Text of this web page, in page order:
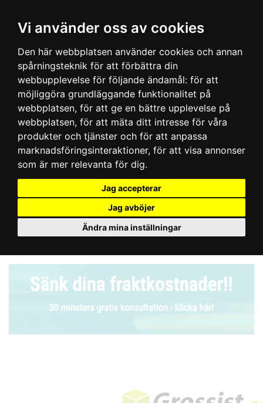
Vi använder oss av cookies
Den här webbplatsen använder cookies och annan
spårningsteknik för att förbättra din
webbupplevelse för följande ändamål: för att
möjliggöra grundläggande funktionalitet på
webbplatsen, för att ge en bättre upplevelse på
webbplatsen, för att mäta ditt intresse för våra
produkter och tjänster och för att anpassa
marknadsföringsinteraktioner, för att visa annonser
som är mer relevanta för dig.
Jag accepterar
Jag avböjer
Ändra mina inställningar